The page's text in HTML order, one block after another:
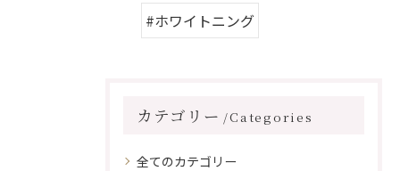
#ホワイトニング
カテゴリー Categories
全てのカテゴリー